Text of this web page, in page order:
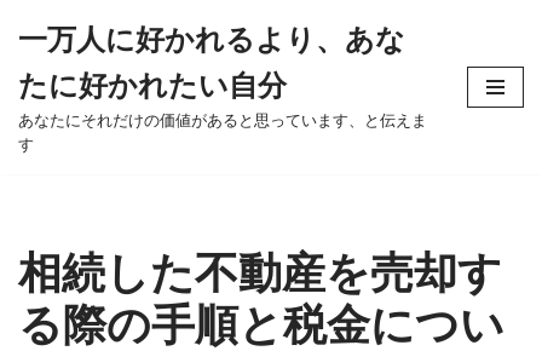
to
content
一万人に好かれるより、あな
たに好かれたい自分
あなたにそれだけの価値があると思っています、と伝えま
す
相続した不動産を売却す
る際の手順と税金につい